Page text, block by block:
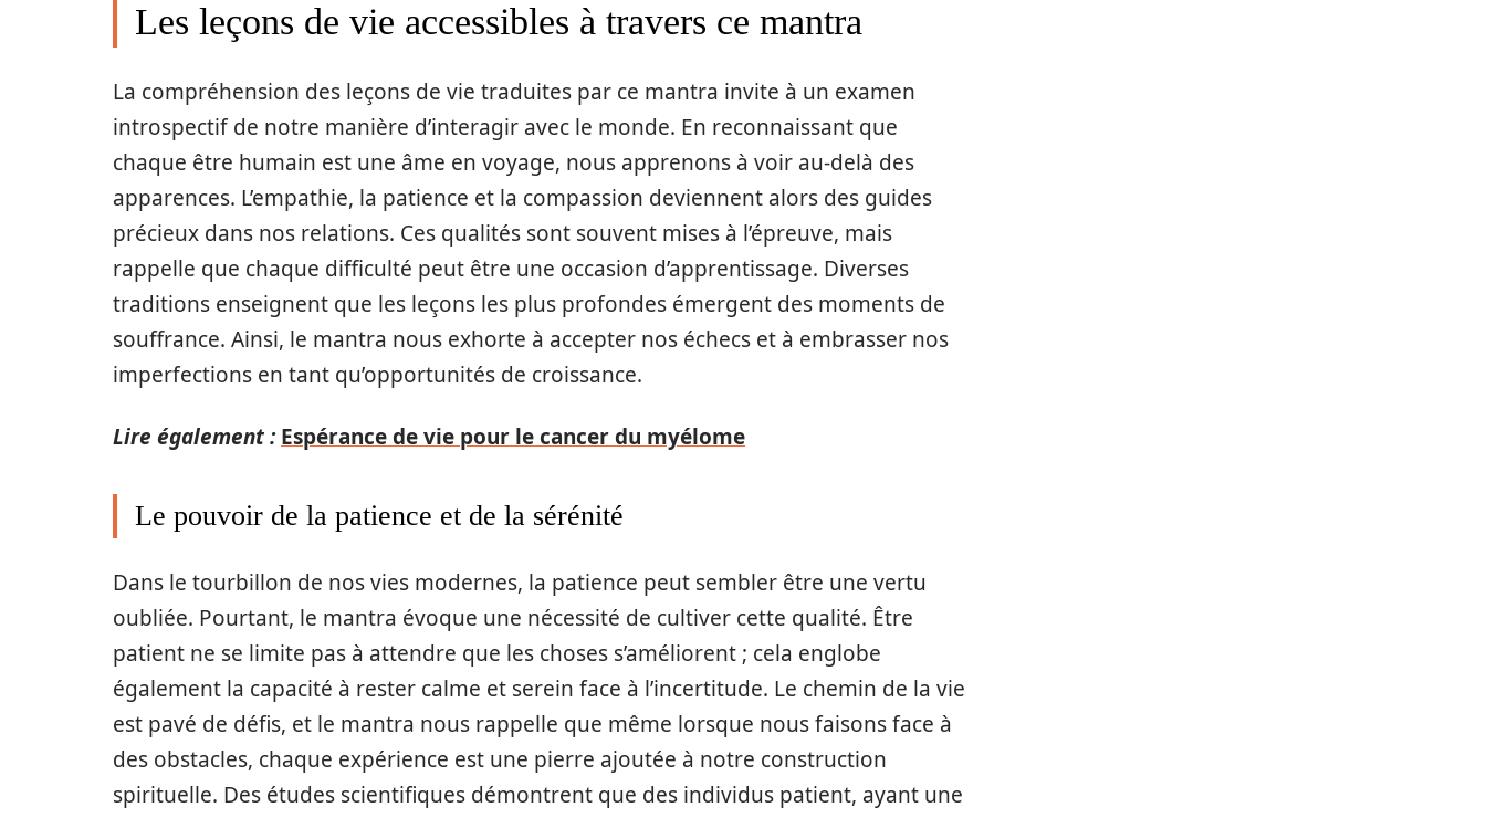
Les leçons de vie accessibles à travers ce mantra
La compréhension des leçons de vie traduites par ce mantra invite à un examen
introspectif de notre manière d’interagir avec le monde. En reconnaissant que
chaque être humain est une âme en voyage, nous apprenons à voir au-delà des
apparences. L’empathie, la patience et la compassion deviennent alors des guides
précieux dans nos relations. Ces qualités sont souvent mises à l’épreuve, mais
rappelle que chaque difficulté peut être une occasion d’apprentissage. Diverses
traditions enseignent que les leçons les plus profondes émergent des moments de
souffrance. Ainsi, le mantra nous exhorte à accepter nos échecs et à embrasser nos
imperfections en tant qu’opportunités de croissance.
Lire également : Espérance de vie pour le cancer du myélome
Le pouvoir de la patience et de la sérénité
Dans le tourbillon de nos vies modernes, la patience peut sembler être une vertu
oubliée. Pourtant, le mantra évoque une nécessité de cultiver cette qualité. Être
patient ne se limite pas à attendre que les choses s’améliorent ; cela englobe
également la capacité à rester calme et serein face à l’incertitude. Le chemin de la vie
est pavé de défis, et le mantra nous rappelle que même lorsque nous faisons face à
des obstacles, chaque expérience est une pierre ajoutée à notre construction
spirituelle. Des études scientifiques démontrent que des individus patient, ayant une